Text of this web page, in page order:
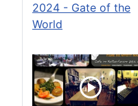
2024 - Gate of the
World